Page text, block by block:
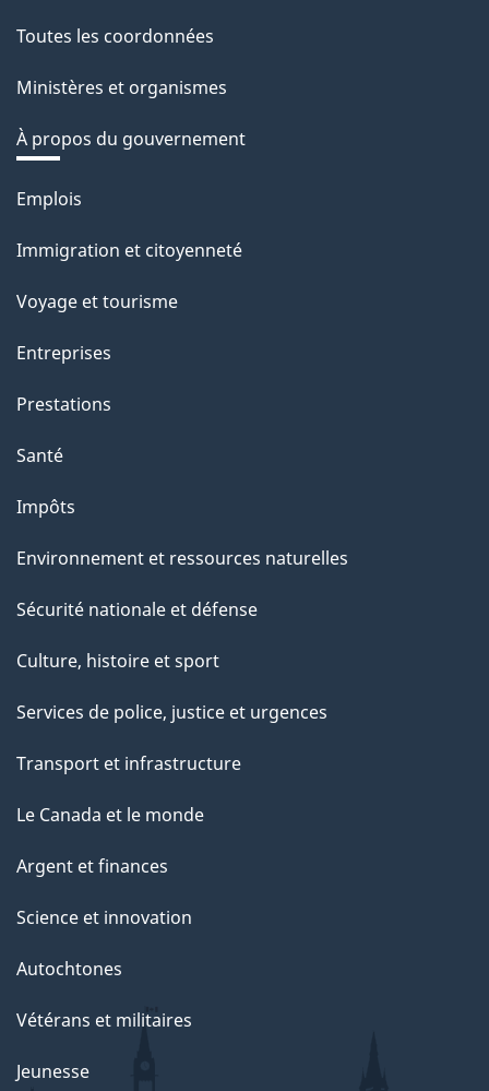
Toutes les coordonnées
Ministères et organismes
À propos du gouvernement
Thèmes
sujets
Emplois
Immigration et citoyenneté
Voyage et tourisme
Entreprises
Prestations
Santé
Impôts
Environnement et ressources naturelles
Sécurité nationale et défense
Culture, histoire et sport
Services de police, justice et urgences
Transport et infrastructure
Le Canada et le monde
Argent et finances
Science et innovation
Autochtones
Vétérans et militaires
Jeunesse